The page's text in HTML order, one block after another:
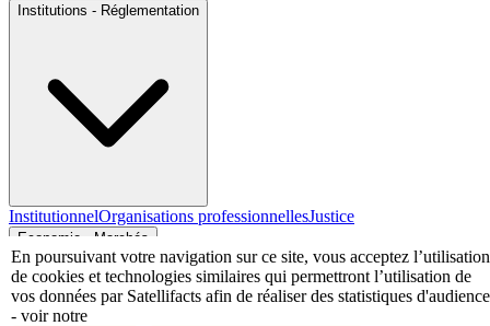
Institutions - Réglementation
InstitutionnelOrganisations professionnellesJustice
Economie - Marchés
En poursuivant votre navigation sur ce site, vous acceptez l’utilisation
de cookies et technologies similaires qui permettront l’utilisation de
vos données par Satellifacts afin de réaliser des statistiques d'audience
- voir notre